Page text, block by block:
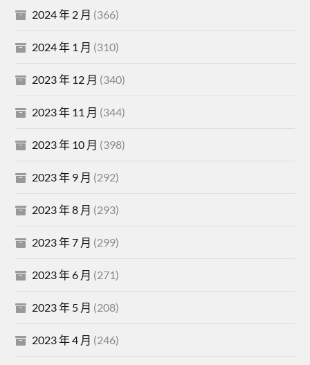
2024 年 2 月 (366)
2024 年 1 月 (310)
2023 年 12 月 (340)
2023 年 11 月 (344)
2023 年 10 月 (398)
2023 年 9 月 (292)
2023 年 8 月 (293)
2023 年 7 月 (299)
2023 年 6 月 (271)
2023 年 5 月 (208)
2023 年 4 月 (246)